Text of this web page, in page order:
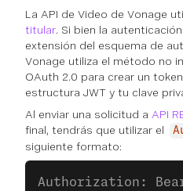
La API de Video de Vonage
titular. Si bien la
extensión del esquema de
Vonage utiliza el método no
OAuth 2.0 para crear un
estructura JWT y tu clave
Al enviar una solicitud a API
final, tendrás que utilizar el
siguiente formato:
Authorization: